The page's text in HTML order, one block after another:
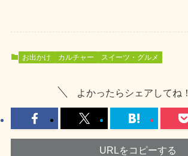
お出かけ カルチャー スイーツ・グルメ
よかったらシェアしてね！
URLをコピーする